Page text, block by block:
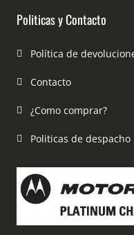
Politicas y Contacto
Política de
Contacto
¿Como comprar?
Politicas de despacho